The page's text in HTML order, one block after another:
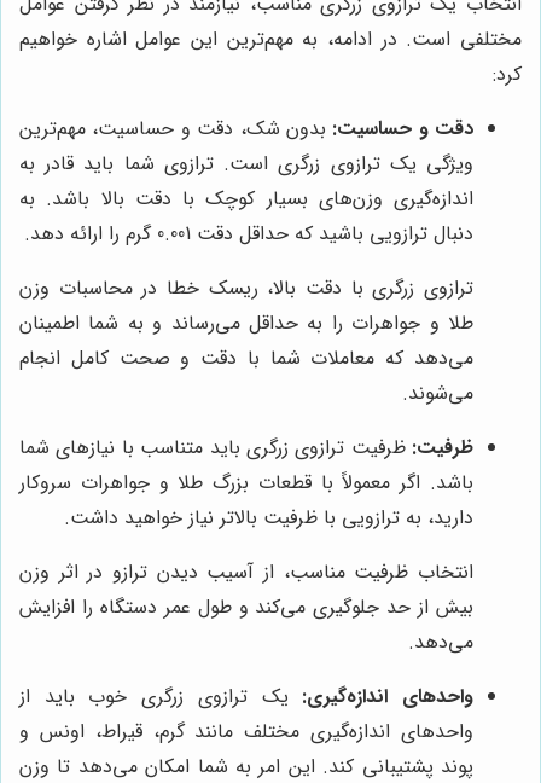
مختلفی است. در ادامه، به مهم‌ترین این عوامل اشاره خواهیم
کرد:
دقت و حساسیت: بدون شک، دقت و حساسیت، مهم‌ترین
ویژگی یک ترازوی زرگری است. ترازوی شما باید قادر به
اندازه‌گیری وزن‌های بسیار کوچک با دقت بالا باشد. به
دنبال ترازویی باشید که حداقل دقت 0.001 گرم را ارائه دهد.
ترازوی زرگری با دقت بالا، ریسک خطا در محاسبات وزن
طلا و جواهرات را به حداقل می‌رساند و به شما اطمینان
می‌دهد که معاملات شما با دقت و صحت کامل انجام
می‌شوند.
ظرفیت: ظرفیت ترازوی زرگری باید متناسب با نیازهای شما
باشد. اگر معمولاً با قطعات بزرگ طلا و جواهرات سروکار
دارید، به ترازویی با ظرفیت بالاتر نیاز خواهید داشت.
انتخاب ظرفیت مناسب، از آسیب دیدن ترازو در اثر وزن
بیش از حد جلوگیری می‌کند و طول عمر دستگاه را افزایش
می‌دهد.
واحدهای اندازه‌گیری: یک ترازوی زرگری خوب باید از
واحدهای اندازه‌گیری مختلف مانند گرم، قیراط، اونس و
پوند پشتیبانی کند. این امر به شما امکان می‌دهد تا وزن